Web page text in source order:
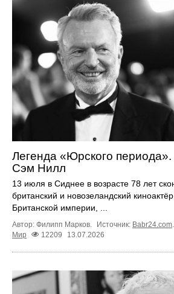
Легенда «Юрского
Сэм Нилл
13 июля в Сиднее в возрасте 78 лет
британский и новозеландский
Британской империи, ...
Автор: Филипп Марков. Источник: Babr24.com.
Мир
12209 13.07.2026